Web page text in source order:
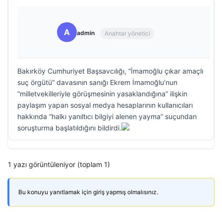
A admin Anahtar yönetici
Bakırköy Cumhuriyet Başsavcılığı, “İmamoğlu çıkar amaçlı
suç örgütü” davasının sanığı Ekrem İmamoğlu’nun
“milletvekilleriyle görüşmesinin yasaklandığına” ilişkin
paylaşım yapan sosyal medya hesaplarının kullanıcıları
hakkında “halkı yanıltıcı bilgiyi alenen yayma” suçundan
soruşturma başlatıldığını bildirdi.
1 yazı görüntüleniyor (toplam 1)
Bu konuyu yanıtlamak için giriş yapmış olmalısınız.